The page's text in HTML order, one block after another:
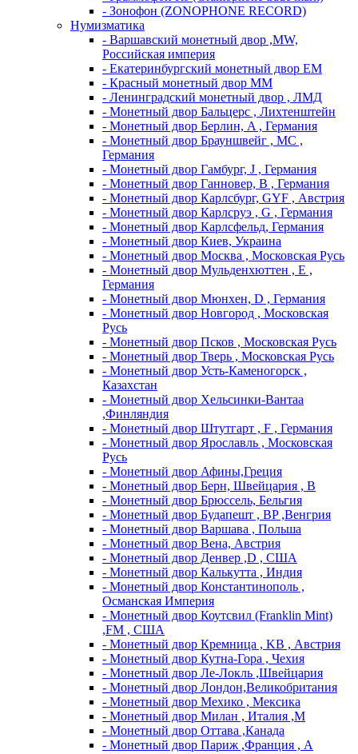
- Зонофон (ZONOPHONE RECORD)
Нумизматика
- Варшавский монетный двор ,MW,
Российская империя
- Екатеринбургский монетный двор ЕМ
- Красный монетный двор ММ
- Ленинградский монетный двор , ЛМД
- Монетный двор Бальцерс , Лихтенштейн
- Монетный двор Берлин, A , Германия
- Монетный двор Брауншвейг , MC ,
Германия
- Монетный двор Гамбург, J , Германия
- Монетный двор Ганновер, B , Германия
- Монетный двор Карлсбург, GYF , Австрия
- Монетный двор Карлсруэ , G , Германия
- Монетный двор Карлсфельд, Германия
- Монетный двор Киев, Украина
- Монетный двор Москва , Московская Русь
- Монетный двор Мульденхюттен , Е ,
Германия
- Монетный двор Мюнхен, D , Германия
- Монетный двор Новгород , Московская
Русь
- Монетный двор Псков , Московская Русь
- Монетный двор Тверь , Московская Русь
- Монетный двор Усть-Каменогорск ,
Казахстан
- Монетный двор Хельсинки-Вантаа
,Финляндия
- Монетный двор Штутгарт , F , Германия
- Монетный двор Ярославль , Московская
Русь
- Монетный двор Афины,Греция
- Монетный двор Берн, Швейцария , В
- Монетный двор Брюссель, Бельгия
- Монетный двор Будапешт , BP ,Венгрия
- Монетный двор Варшава , Польша
- Монетный двор Вена, Австрия
- Монетный двор Денвер ,D , США
- Монетный двор Калькутта , Индия
- Монетный двор Константинополь ,
Османская Империя
- Монетный двор Коутсвил (Franklin Mint)
,FM , США
- Монетный двор Кремница , KB , Австрия
- Монетный двор Кутна-Гора , Чехия
- Монетный двор Ле-Локль ,Швейцария
- Монетный двор Лондон,Великобритания
- Монетный двор Мехико , Мексика
- Монетный двор Милан , Италия ,M
- Монетный двор Оттава ,Канада
- Монетный двор Париж ,Франция , A